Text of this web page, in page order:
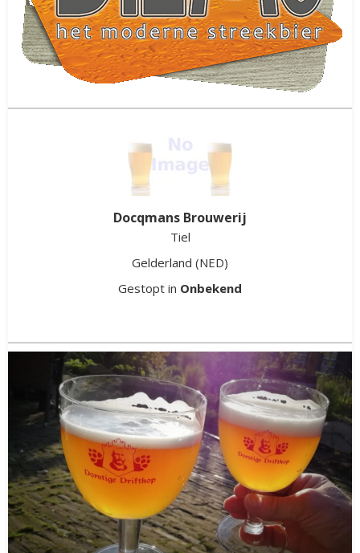
Diems
Gelderland (NED)
Gestopt in
2015
Docqmans Brouwerij
Tiel
Gelderland (NED)
Gestopt in Onbekend